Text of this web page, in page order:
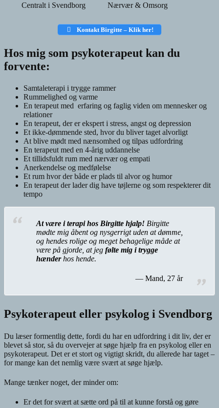
Centralt i Svendborg
Nærvær & Omsorg
Kontakt Birgitte – Klik her!
Hos mig som psykoterapeut kan du
forvente:
Samtaleterapi i trygge rammer
Rummelighed og varme
En terapeut med erfaring og faglig viden om mennesker og
relationer
En terapeut, der er ekspert i stress, angst og depression
Et ikke-dømmende sted, hvor du bliver taget alvorligt
At blive mødt med nænsomhed og tilpas udfordring
En terapeut med en 4-årig uddannelse
Et tillidsfuldt rum med nærvær og empati
Anerkendelse og medfølelse
Et rum hvor der både er plads til alvor og humor
En terapeut der lader dig have tøjlerne og som respekterer dit
tempo
At være i terapi hos Birgitte hjalp! Birgitte
mødte mig åbent og nysgerrigt uden at dømme,
og hendes rolige og meget behagelige måde at
være på gjorde, at jeg følte mig i trygge
hænderhos hende.
Mand, 27 år
Psykoterapeut eller psykolog i Svendborg
Du læser formentlig dette, fordi du har en udfordring i dit liv, der er
blevet så stor, så du overvejer at søge hjælp fra en psykolog eller en
psykoterapeut. Det er et stort og vigtigt skridt, du allerede har taget –
for mange kan det nemlig være svært at søge hjælp.
Mange tænker noget, der minder om:
Er det for svært at sætte ord på til at kunne forstå og gøre